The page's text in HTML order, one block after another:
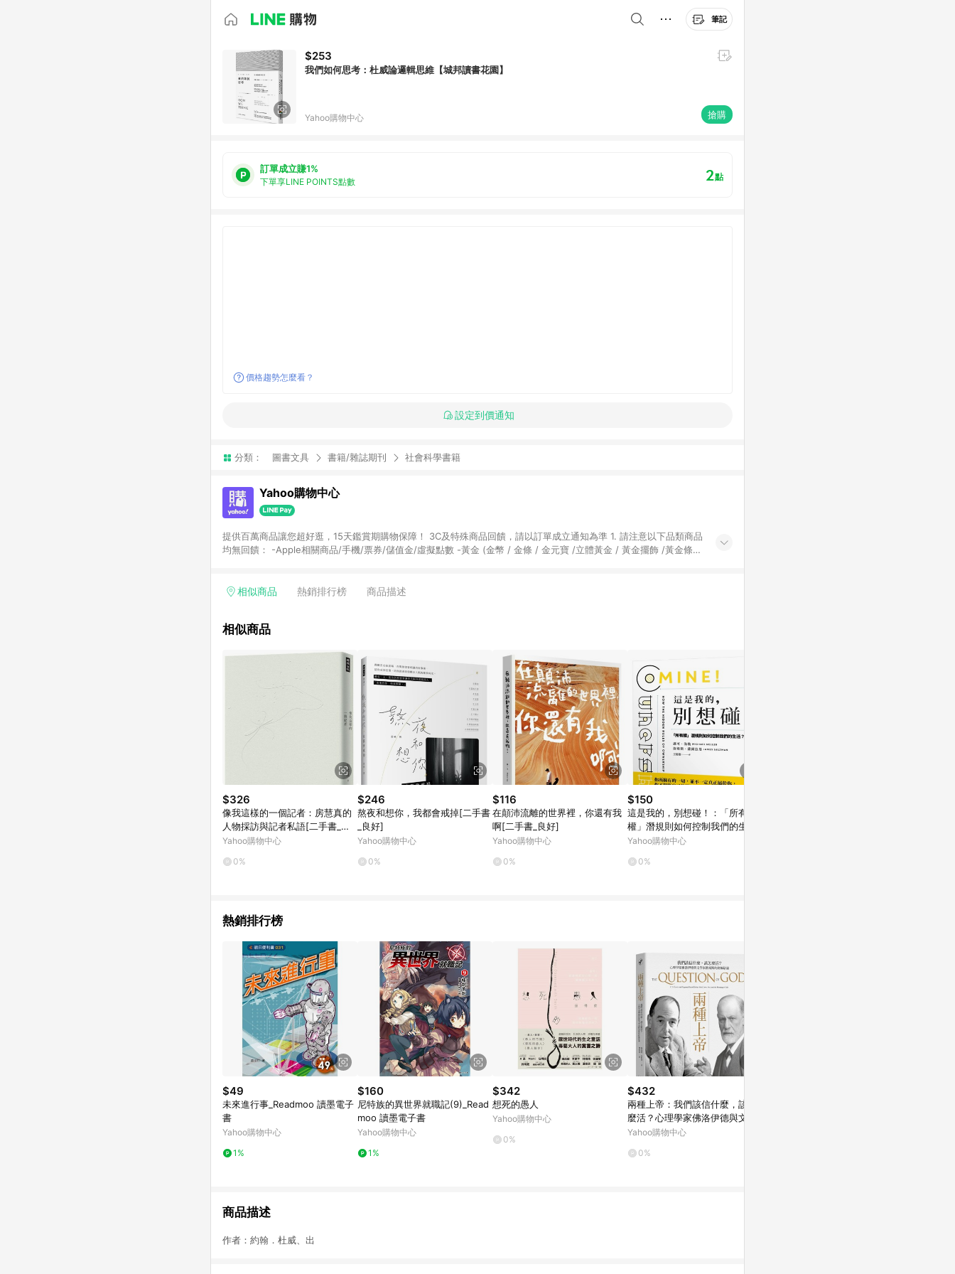
筆記
$253
我們如何思考：杜威論邏輯思維【城邦讀書花園】
Yahoo購物中心 搶購
訂單成立賺1%
下單享LINE POINTS點數 2點
價格趨勢怎麼看？
設定到價通知
分類： 圖書文具 書籍/雜誌期刊 社會科學書籍
Yahoo購物中心
提供百萬商品讓您超好逛，15天鑑賞期購物保障！ 3C及特殊商品回饋，請以訂單成立通知為準 1. 請注意以下品類商品
均無回饋： -Apple相關商品/手機/票券/儲值金/虛擬點數 -黃金 (金幣 / 金條 / 金元寶 /立體黃金 / 黃金擺飾 /黃金條
Yahoo超贈點回饋者 - 購物中心商店之商品：商品賣場中有標示「商店」及顯示商店名稱者(指定活動店家除外) 3. 訂
相似商品 熱銷排行榜 商品描述
相似商品
$326
像我這樣的一個記者：房慧真的
人物採訪與記者私語[二手書_普
通]
Yahoo購物中心
0%
$246
熬夜和想你，我都會戒掉[二手書
_良好]
Yahoo購物中心
0%
$116
在顛沛流離的世界裡，你還有我
啊[二手書_良好]
Yahoo購物中心
0%
$150
這是我的，別想碰！：「所有
權」潛規則如何控制我們的生
活？[二手書_良好]
Yahoo購物中心
0%
熱銷排行榜
$49
未來進行事_Readmoo 讀墨電子
書
Yahoo購物中心
1%
$160
尼特族的異世界就職記(9)_Read
moo 讀墨電子書
Yahoo購物中心
1%
$342
想死的愚人
Yahoo購物中心
0%
$432
兩種上帝：我們該信什麼，該怎
麼活？心理學家佛洛伊德與文學
家路易斯的終極辯論[二手書_良
Yahoo購物中心
0%
商品描述
作者：約翰．杜威、出